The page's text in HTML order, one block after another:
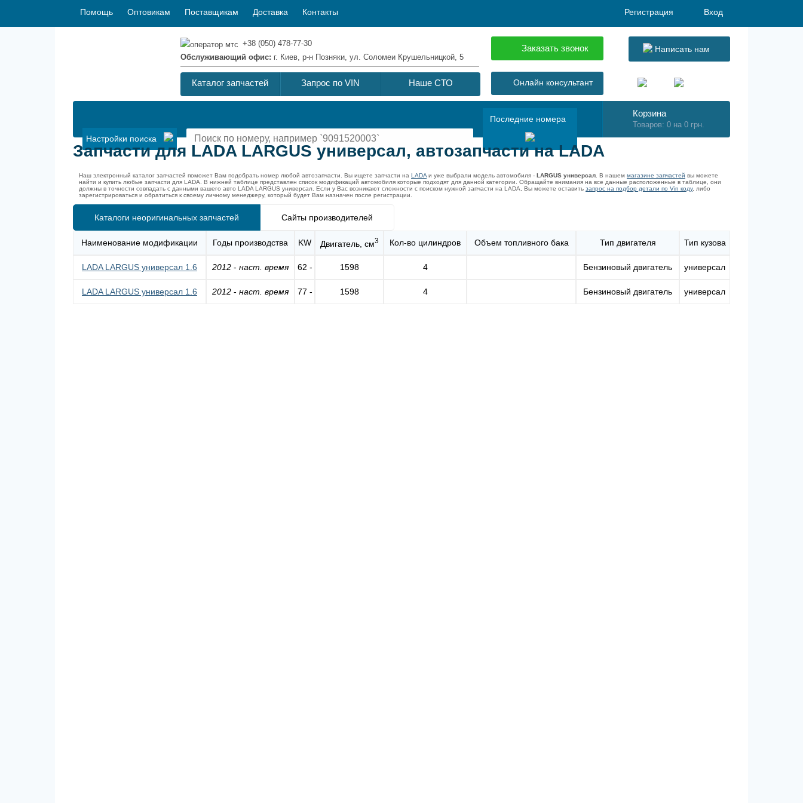
Помощь Оптовикам Поставщикам Доставка Контакты Регистрация Вход
+38 (050) 478-77-30
Обслуживающий офис: г. Киев, р-н Позняки, ул. Соломеи Крушельницкой, 5
Каталог запчастей Запрос по VIN Наше СТО
Написать нам
Заказать звонок
Онлайн консультант
Настройки поиска
Последние номера
Корзина
Товаров: 0 на 0 грн.
Запчасти для LADA LARGUS универсал, автозапчасти на LADA
Наш электронный каталог запчастей поможет Вам подобрать номер любой автозапчасти. Вы ищете запчасти на LADA и уже выбрали модель автомобиля - LARGUS универсал . В нашем магазине запчастей вы можете
найти и купить любые запчасти для LADA. В нижней таблице представлен список модификаций автомобиля которые подходят для данной категории. Обращайте внимания на все данные расположенные в таблице, они
должны в точности совпадать с данными вашего авто LADA LARGUS универсал. Если у Вас возникают сложности с поиском нужной запчасти на LADA, Вы можете оставить запрос на подбор детали по Vin коду, либо
зарегистрироваться и обратиться к своему личному менеджеру, который будет Вам назначен после регистрации.
Каталоги неоригинальных запчастей Сайты производителей
Наименование модификации Годы производства KW Двигатель, см3 Кол-во цилиндров Объем топливного бака Тип двигателя Тип кузова
LADA LARGUS универсал 1.6 2012 - наст. время 62 - 1598 4 Бензиновый двигатель универсал
LADA LARGUS универсал 1.6 2012 - наст. время 77 - 1598 4 Бензиновый двигатель универсал